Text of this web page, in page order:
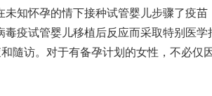
未知怀孕的情下接种试管婴儿步骤了疫苗
毒疫试管婴儿移植后反应而采取特别医学
隨访。对于有备孕计划的女性，不必仅